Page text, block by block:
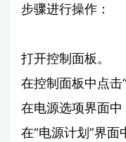
步骤进行操作：
打开控制面板。
在控制面板中点击
在电源选项界面中
在“电源计划”界